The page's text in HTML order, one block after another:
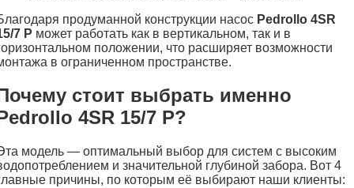
продуманной конструкции насос Pedrollo 4SR
7 P может работать как в вертикальном, так и в
положении, что расширяет возможности
в ограниченном пространстве.
стоит выбрать именно
4SR 15/7 P?
модель — оптимальный выбор для систем с высоким
и значительной глубиной забора. Вот 4
причины, по которым её выбирают наши клиенты: